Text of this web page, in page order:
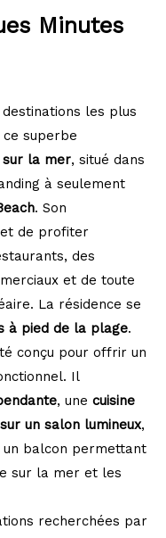
Minutes
destinations les plus
superbe
sur la mer, situé dans
à seulement
. Son
de profiter
des
et de toute
La résidence se
à pied de la plage.
conçu pour offrir un
Il
, une cuisine
un salon lumineux,
balcon permettant
sur la mer et les
recherchées par